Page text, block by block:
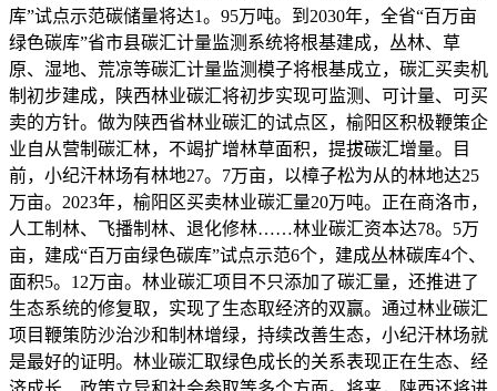
库”试点示范碳储量将达1。95万吨。到2030年，全省“百万亩
绿色碳库”省市县碳汇计量监测系统将根基建成，丛林、草
原、湿地、荒凉等碳汇计量监测模子将根基成立，碳汇买卖机
制初步建成，陕西林业碳汇将初步实现可监测、可计量、可买
卖的方针。做为陕西省林业碳汇的试点区，榆阳区积极鞭策企
业自从营制碳汇林，不竭扩增林草面积，提拔碳汇增量。目
前，小纪汗林场有林地27。7万亩，以樟子松为从的林地达25
万亩。2023年，榆阳区买卖林业碳汇量20万吨。正在商洛市，
人工制林、飞播制林、退化修林……林业碳汇资本达78。5万
亩，建成“百万亩绿色碳库”试点示范6个，建成丛林碳库4个、
面积5。12万亩。林业碳汇项目不只添加了碳汇量，还推进了
生态系统的修复取，实现了生态取经济的双赢。通过林业碳汇
项目鞭策防沙治沙和制林增绿，持续改善生态，小纪汗林场就
是最好的证明。林业碳汇取绿色成长的关系表现正在生态、经